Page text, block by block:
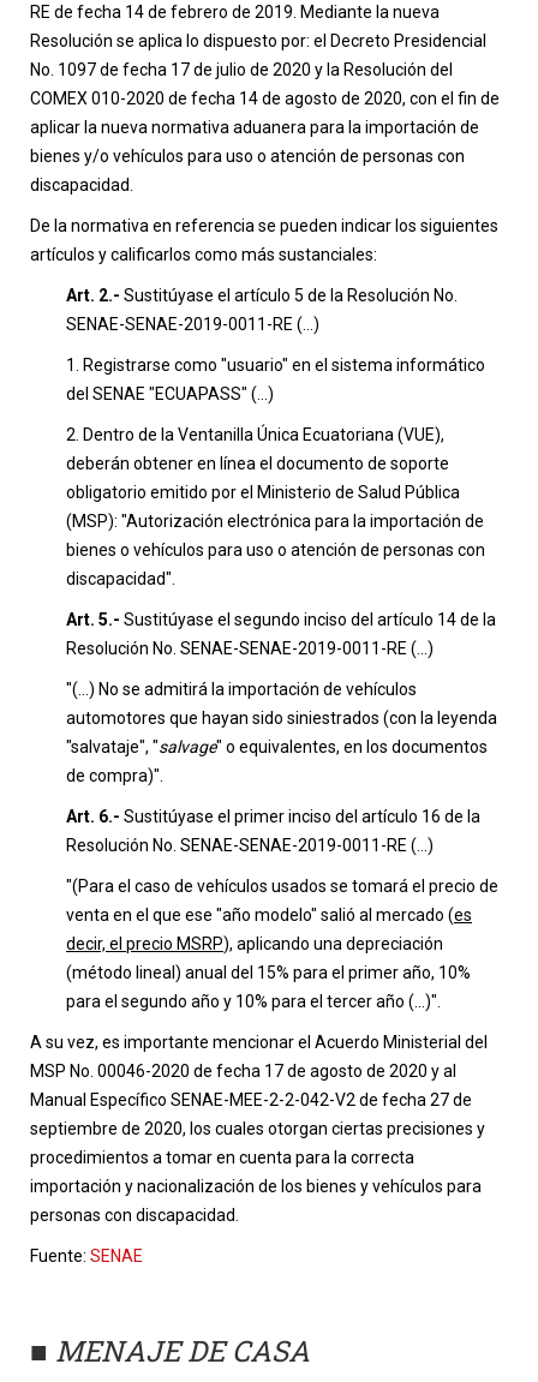
RE de fecha 14 de febrero de 2019. Mediante la nueva
Resolución se aplica lo dispuesto por: el Decreto Presidencial
No. 1097 de fecha 17 de julio de 2020 y la Resolución del
COMEX 010-2020 de fecha 14 de agosto de 2020, con el fin de
aplicar la nueva normativa aduanera para la importación de
bienes y/o vehículos para uso o atención de personas con
discapacidad.
De la normativa en referencia se pueden indicar los siguientes
artículos y calificarlos como más sustanciales:
Art. 2.- Sustitúyase el artículo 5 de la Resolución No.
SENAE-SENAE-2019-0011-RE (...)
1. Registrarse como "usuario" en el sistema informático
del SENAE "ECUAPASS" (...)
2. Dentro de la Ventanilla Única Ecuatoriana (VUE),
deberán obtener en línea el documento de soporte
obligatorio emitido por el Ministerio de Salud Pública
(MSP): "Autorización electrónica para la importación de
bienes o vehículos para uso o atención de personas con
discapacidad".
Art. 5.- Sustitúyase el segundo inciso del artículo 14 de la
Resolución No. SENAE-SENAE-2019-0011-RE (...)
"(...) No se admitirá la importación de vehículos
automotores que hayan sido siniestrados (con la leyenda
"salvataje", "salvage" o equivalentes, en los documentos
de compra)".
Art. 6.- Sustitúyase el primer inciso del artículo 16 de la
Resolución No. SENAE-SENAE-2019-0011-RE (...)
"(Para el caso de vehículos usados se tomará el precio de
venta en el que ese "año modelo" salió al mercado (es
decir, el precio MSRP), aplicando una depreciación
(método lineal) anual del 15% para el primer año, 10%
para el segundo año y 10% para el tercer año (...)".
A su vez, es importante mencionar el Acuerdo Ministerial del
MSP No. 00046-2020 de fecha 17 de agosto de 2020 y al
Manual Específico SENAE-MEE-2-2-042-V2 de fecha 27 de
septiembre de 2020, los cuales otorgan ciertas precisiones y
procedimientos a tomar en cuenta para la correcta
importación y nacionalización de los bienes y vehículos para
personas con discapacidad.
Fuente: SENAE
■ MENAJE DE CASA